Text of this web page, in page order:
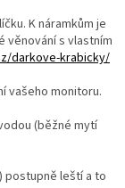
K náramkům je
věnování s vlastním
darkove-krabicky/
vašeho monitoru.
(běžné mytí
postupně leští a to